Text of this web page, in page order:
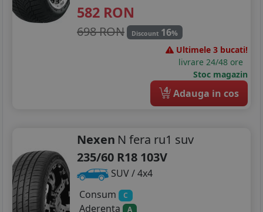
582 RON
698 RON Discount 16%
Ultimele 3 bucati!
livrare 24/48 ore
Stoc magazin
4 Adauga in cos
Nexen N fera ru1 suv
235/60 R18 103V
SUV / 4x4
Consum
C
Aderenta A